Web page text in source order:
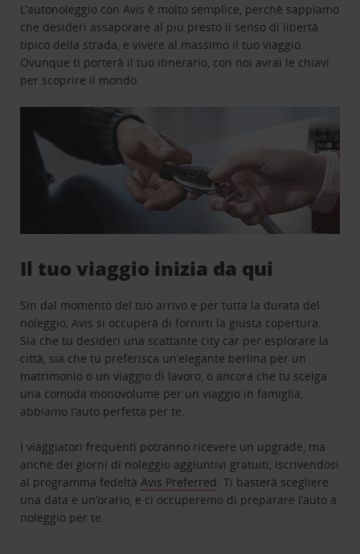
L’autonoleggio con Avis è molto semplice, perchè sappiamo
che desideri assaporare al più presto il senso di libertà
tipico della strada, e vivere al massimo il tuo viaggio.
Ovunque ti porterà il tuo itinerario, con noi avrai le chiavi
per scoprire il mondo.
Il tuo viaggio inizia da qui
Sin dal momento del tuo arrivo e per tutta la durata del
noleggio, Avis si occuperà di fornirti la giusta copertura.
Sia che tu desideri una scattante city car per esplorare la
città, sia che tu preferisca un’elegante berlina per un
matrimonio o un viaggio di lavoro, o ancora che tu scelga
una comoda monovolume per un viaggio in famiglia,
abbiamo l’auto perfetta per te.
I viaggiatori frequenti potranno ricevere un upgrade, ma
anche dei giorni di noleggio aggiuntivi gratuiti, iscrivendosi
al programma fedeltàAvis Preferred. Ti basterà scegliere
una data e un’orario, e ci occuperemo di preparare l’auto a
noleggio per te.